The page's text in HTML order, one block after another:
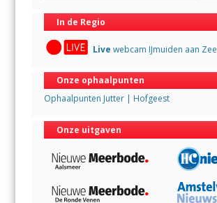
In de Regio
Live webcam IJmuiden aan Zee
Onze ophaalpunten
Ophaalpunten Jutter | Hofgeest
Onze uitgaven